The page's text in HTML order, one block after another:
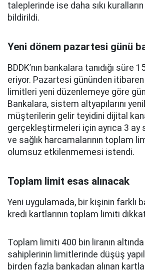
taleplerinde ise daha sıkı
bildirildi.
Yeni dönem pazartesi günü
BDDK’nın bankalara tanıdığı süre
eriyor. Pazartesi gününden itibaren
limitleri yeni düzenlemeye göre
Bankalara, sistem altyapılarını
müşterilerin gelir teyidini dijital
gerçekleştirmeleri için ayrıca 3 ay
ve sağlık harcamalarının toplam
olumsuz etkilenmemesi istendi.
Toplam limit esas alınacak
Yeni uygulamada, bir kişinin farklı
kredi kartlarının toplam limiti
Toplam limiti 400 bin liranın
sahiplerinin limitlerinde düşüş
birden fazla bankadan alınan